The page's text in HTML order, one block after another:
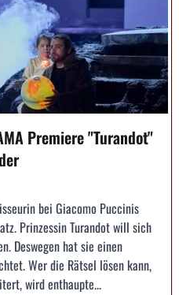
Premiere "Turandot"
bei Giacomo Puccinis
Prinzessin Turandot will sich
Deswegen hat sie einen
Wer die Rätsel lösen kann,
wird enthaupte...